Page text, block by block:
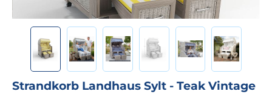
Strandkorb Landhaus Sylt - Teak Vintage